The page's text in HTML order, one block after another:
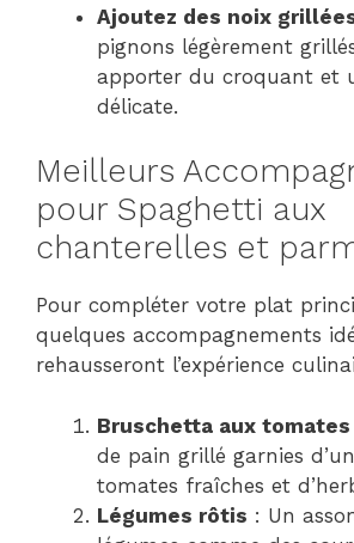
Ajoutez des noix
pignons légèrement
apporter du croquant et
délicate.
Meilleurs
pour Spaghetti aux
chanterelles et
Pour compléter votre plat
quelques accompagnements
rehausseront l’expérience
Bruschetta aux tomates
de pain grillé garnies
tomates fraîches et
Légumes rôtis : Un